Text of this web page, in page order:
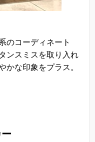
のコーディネート
ンスミスを取り入れ
かな印象をプラス。